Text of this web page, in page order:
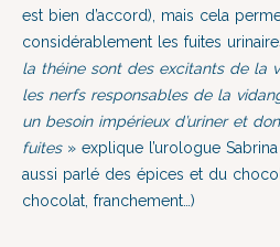
est bien d’accord), mais cela
considérablement les fuites
la théine sont des excitants de la
les nerfs responsables de la
un besoin impérieux d’uriner et
fuites» explique l’urologue
aussi parlé des épices et du
chocolat, franchement…)